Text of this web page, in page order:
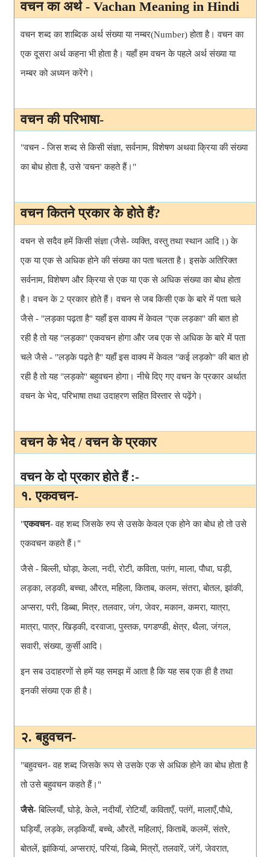
वचन का अर्थ - Vachan Meaning in Hindi
वचन शब्द का शाब्दिक अर्थ संख्या या नम्बर(Number) होता है। वचन का
एक दूसरा अर्थ कहना भी होता है। यहाँ हम वचन के पहले अर्थ संख्या या
नम्बर को अध्यन करेंगे।
वचन की परिभाषा-
"वचन - जिस शब्द से किसीसंज्ञा, सर्वनाम, विशेषण अथवा क्रिया की संख्या
का बोध होता है, उसे 'वचन' कहते हैं।"
वचन कितने प्रकार के होते हैं?
वचन से सदैव हमें किसी संज्ञा (जैसे- व्यक्ति, वस्तु तथा स्थान आदि।) के
एक या एक से अधिक होने की संख्या का पता चलता है। इसके अतिरिक्त
सर्वनाम, विशेषण और क्रिया से एक या एक से अधिक संख्या का बोध होता
है। वचन के 2 प्रकार होते हैं। वचन से जब किसी एक के बारे में पता चले
जैसे - "लड़का पढ़ता है" यहाँ इस वाक्य में केवल "एक लड़का" की बात हो
रही है तो यह "लड़का" एकवचन होगा और जब एक से अधिक के बारे में पता
चले जैसे - "लड़के पढ़ते है" यहाँ इस वाक्य में केवल "कई लड़को" की बात हो
रही है तो यह "लड़को" बहुवचन होगा।नीचे दिए गए वचन के प्रकार अर्थात
वचन के भेद, परिभाषा तथा उदाहरण सहित विस्तार से पढ़ेंगे।
वचन के भेद / वचन के प्रकार
वचन के दो प्रकार होते हैं :-
१. एकवचन-
"एकवचन-वह शब्द जिसके रुप से उसके केवल एक होने का बोध हो तो उसे
एकवचन कहते हैं।"
जैसे - बिल्ली, घोड़ा, केला, नदी, रोटी, कविता, पतंग, माला, पौधा, घड़ी,
लड़का, लड़की, बच्चा, औरत, महिला, किताब, कलम, संतरा, बोतल, झांकी,
अप्सरा, परी, डिब्बा, मित्र, तलवार, जंग, जेवर, मकान, कमरा, यात्रा,
मात्रा, पात्र, खिड़की, दरवाजा, पुस्तक, पगडण्डी, क्षेत्र, थैला, जंगल,
सवारी, संख्या, कुर्सी आदि।
इन सब उदाहरणों से हमें यह समझ में आता है कि यह सब एक ही है तथा
इनकी संख्या एक ही है।
२. बहुवचन-
"बहुवचन-वह शब्द जिसके रूप से उसके एक से अधिक होने का बोध होता है
तो उसे बहुवचन कहते हैं।"
जैसे-बिल्लियाँ, घोड़े, केले, नदीयाँ, रोटियाँ, कविताएँ, पतंगें, मालाएँ,पौधे,
घड़ियाँ, लड़के, लड़कियाँ, बच्चे, औरतें, महिलाएं, किताबें, कलमें, संतरे,
बोतलें, झांकियां, अप्सराएं, परियां, डिब्बे, मित्रों, तलवारें, जंगें, जेवरात,